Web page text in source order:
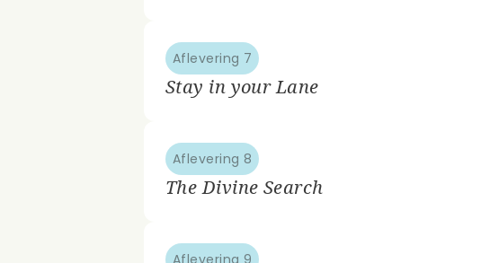
Aflevering 7
Stay in your Lane
Aflevering 8
The Divine Search
Aflevering 9